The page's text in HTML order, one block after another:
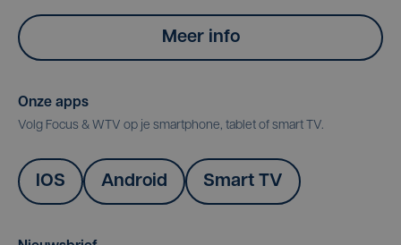
Meer info
Onze apps
Volg Focus & WTV op je smartphone, tablet of smart TV.
IOS Android Smart TV